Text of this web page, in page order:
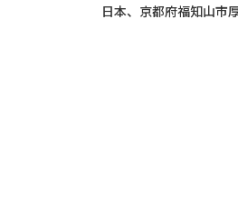
日本、京都府福知山市